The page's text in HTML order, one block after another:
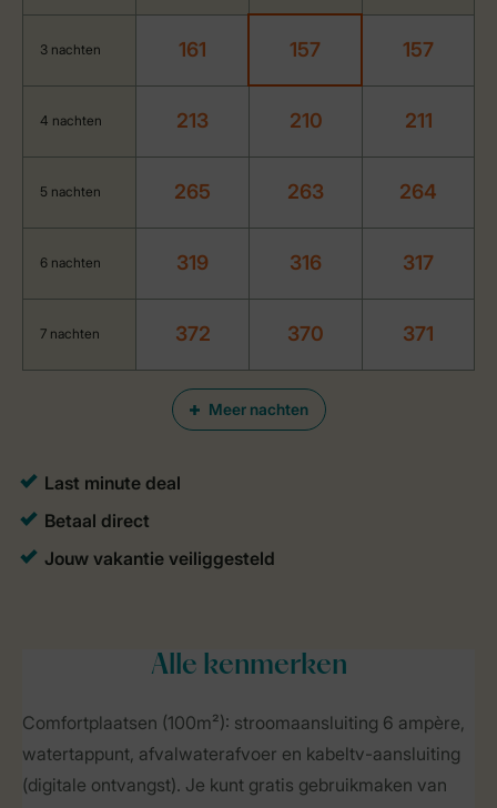
Meer nachten
3 nachten 161 157 157
4 nachten 213 210 211
5 nachten 265 263 264
6 nachten 319 316 317
7 nachten 372 370 371
Alle kenmerken
Comfortplaatsen (100m²): stroomaansluiting 6 ampère,
watertappunt, afvalwaterafvoer en kabeltv-aansluiting
(digitale ontvangst). Je kunt gratis gebruikmaken van